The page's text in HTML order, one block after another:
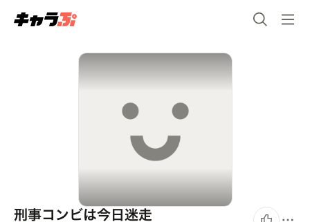
刑事コンビは今日迷走